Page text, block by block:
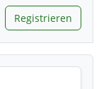
Registrieren